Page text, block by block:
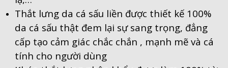
Thắt lưng da cá sấu liền được thiết kế 100%
da cá sấu thật đem lại sự sang trọng, đẳng
cấp tạo cảm giác chắc chắn , mạnh mẽ và cá
tính cho người dùng